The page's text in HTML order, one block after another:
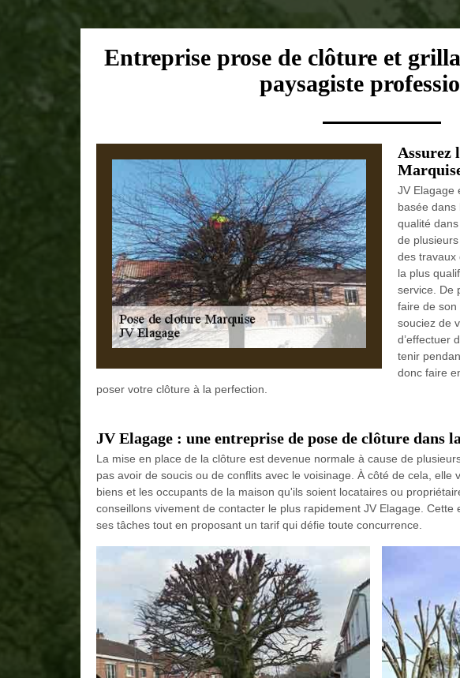
Entreprise prose de clôture et
paysagiste
Assurez
JV Elagage
basée dans
qualité
de
des travaux
la plus
service. De
faire de son
souciez de
d’effectuer
tenir
donc faire
poser votre clôture à la perfection.
JV Elagage : une entreprise de pose de clôture dans
La mise en place de la clôture est devenue normale à cause de
pas avoir de soucis ou de conflits avec le voisinage. À côté de cela,
biens et les occupants de la maison qu'ils soient locataires ou
conseillons vivement de contacter le plus rapidement JV Elagage.
ses tâches tout en proposant un tarif qui défie toute concurrence.